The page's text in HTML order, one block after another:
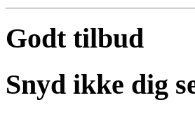
Godt tilbud
Snyd ikke dig